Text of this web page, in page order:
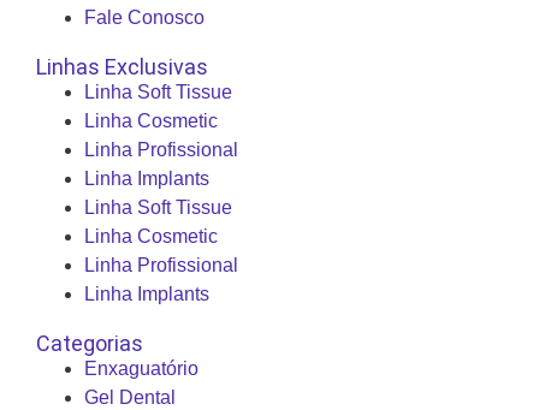
Fale Conosco
Linhas Exclusivas
Linha Soft Tissue
Linha Cosmetic
Linha Profissional
Linha Implants
Linha Soft Tissue
Linha Cosmetic
Linha Profissional
Linha Implants
Categorias
Enxaguatório
Gel Dental